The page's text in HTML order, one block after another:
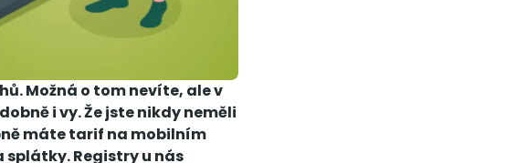
Možná o tom nevíte, ale v
i vy. Že jste nikdy neměli
máte tarif na mobilním
Registry u nás